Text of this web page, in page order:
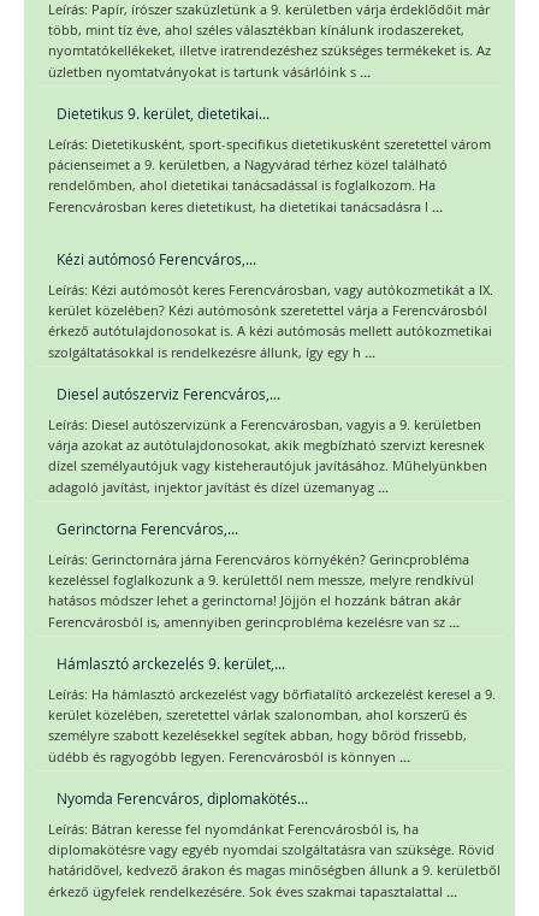
Leírás: Papír, írószer szaküzletünk a 9. kerületben várja érdeklődőit már
több, mint tíz éve, ahol széles választékban kínálunk irodaszereket,
nyomtatókellékeket, illetve iratrendezéshez szükséges termékeket is. Az
üzletben nyomtatványokat is tartunk vásárlóink s ...
Dietetikus 9. kerület, dietetikai...
Leírás: Dietetikusként, sport-specifikus dietetikusként szeretettel várom
pácienseimet a 9. kerületben, a Nagyvárad térhez közel található
rendelőmben, ahol dietetikai tanácsadással is foglalkozom. Ha
Ferencvárosban keres dietetikust, ha dietetikai tanácsadásra l ...
Kézi autómosó Ferencváros,...
Leírás: Kézi autómosót keres Ferencvárosban, vagy autókozmetikát a IX.
kerület közelében? Kézi autómosónk szeretettel várja a Ferencvárosból
érkező autótulajdonosokat is. A kézi autómosás mellett autókozmetikai
szolgáltatásokkal is rendelkezésre állunk, így egy h ...
Diesel autószerviz Ferencváros,...
Leírás: Diesel autószervizünk a Ferencvárosban, vagyis a 9. kerületben
várja azokat az autótulajdonosokat, akik megbízható szervizt keresnek
dízel személyautójuk vagy kisteherautójuk javításához. Műhelyünkben
adagoló javítást, injektor javítást és dízel üzemanyag ...
Gerinctorna Ferencváros,...
Leírás: Gerinctornára járna Ferencváros környékén? Gerincprobléma
kezeléssel foglalkozunk a 9. kerülettől nem messze, melyre rendkívül
hatásos módszer lehet a gerinctorna! Jöjjön el hozzánk bátran akár
Ferencvárosból is, amennyiben gerincprobléma kezelésre van sz ...
Hámlasztó arckezelés 9. kerület,...
Leírás: Ha hámlasztó arckezelést vagy bőrfiatalító arckezelést keresel a 9.
kerület közelében, szeretettel várlak szalonomban, ahol korszerű és
személyre szabott kezelésekkel segítek abban, hogy bőröd frissebb,
üdébb és ragyogóbb legyen. Ferencvárosból is könnyen ...
Nyomda Ferencváros, diplomakötés...
Leírás: Bátran keresse fel nyomdánkat Ferencvárosból is, ha
diplomakötésre vagy egyéb nyomdai szolgáltatásra van szüksége. Rövid
határidővel, kedvező árakon és magas minőségben állunk a 9. kerületből
érkező ügyfelek rendelkezésére. Sok éves szakmai tapasztalattal ...